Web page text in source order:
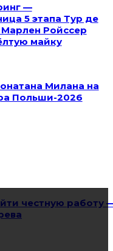
—
5 этапа Тур де
Ройссер
майку
Милана на
Польши-2026
честную работу